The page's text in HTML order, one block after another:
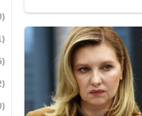
Song Lyrics - ආදරේ වැඩි නිසා
Lyrics - උණුහුම ගීතයේ පද පෙළ
Lyrics - කටකාර ගීතයේ පද පෙළ
Song Lyrics - තරු යායේ දිලෙනා